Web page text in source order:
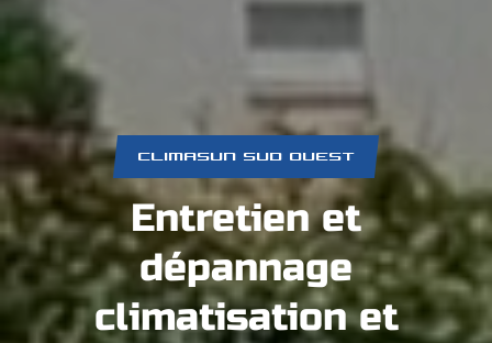
CLIMASUN SUD OUEST
Entretien et
dépannage
climatisation et